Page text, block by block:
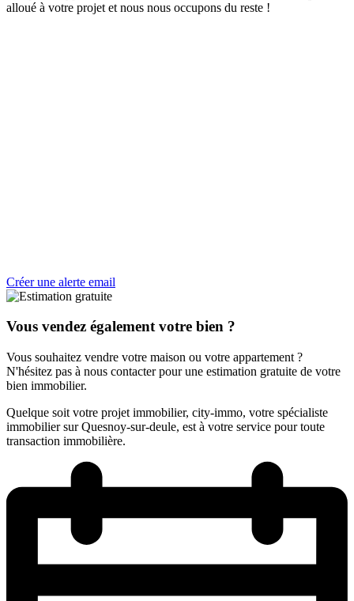
alloué à votre projet et nous nous occupons du reste !
Créer une alerte email
Vous vendez également votre bien ?
Vous souhaitez vendre votre maison ou votre appartement ?
N'hésitez pas à nous contacter pour une estimation gratuite de votre
bien immobilier.
Quelque soit votre projet immobilier, city-immo, votre spécialiste
immobilier sur Quesnoy-sur-deule, est à votre service pour toute
transaction immobilière.